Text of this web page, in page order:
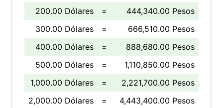
200.00 Dólares
=
444,340.00 Pesos
300.00 Dólares
=
666,510.00 Pesos
400.00 Dólares
=
888,680.00 Pesos
500.00 Dólares
=
1,110,850.00 Pesos
1,000.00 Dólares
=
2,221,700.00 Pesos
2,000.00 Dólares
=
4,443,400.00 Pesos